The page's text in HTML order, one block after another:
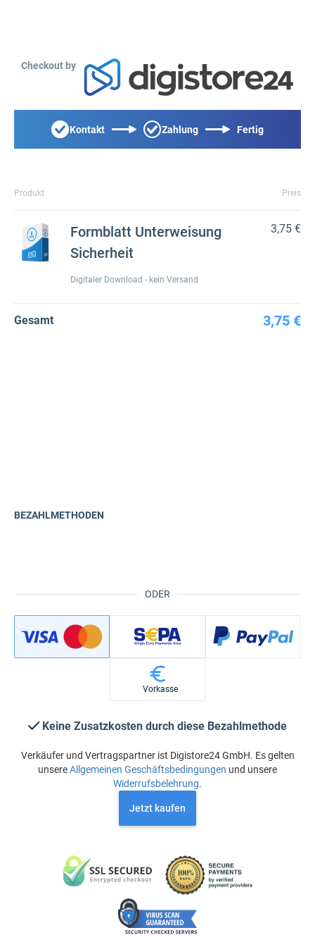
Checkout by
Kontakt Zahlung Fertig
Produkt Preis
Formblatt Unterweisung
Sicherheit
Digitaler Download - kein Versand
3,75 €
Gesamt 3,75 €
ODER
BEZAHLMETHODEN
Vorkasse
Keine Zusatzkosten durch diese Bezahlmethode
Verkäufer und Vertragspartner ist Digistore24 GmbH. Es gelten
unsereAllgemeinen Geschäftsbedingungen und unsere
Widerrufsbelehrung.
Jetzt kaufen